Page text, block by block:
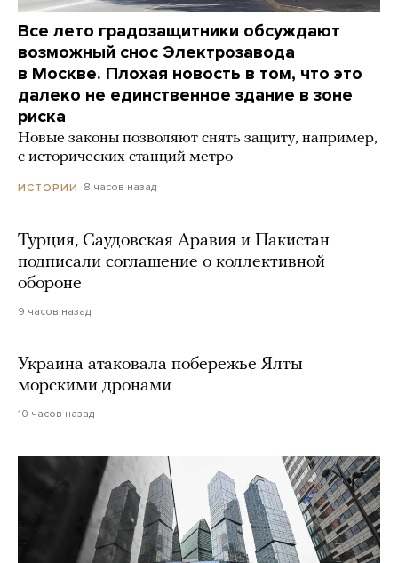
Все лето градозащитники обсуждают
возможный снос Электрозавода
в Москве. Плохая новость в том, что это
далеко не единственное здание в зоне
риска
Новые законы позволяют снять защиту, например,
с исторических станций метро
ИСТОРИИ 8 часов назад
Турция, Саудовская Аравия и Пакистан
подписали соглашение о коллективной
обороне
9 часов назад
Украина атаковала побережье Ялты
морскими дронами
10 часов назад